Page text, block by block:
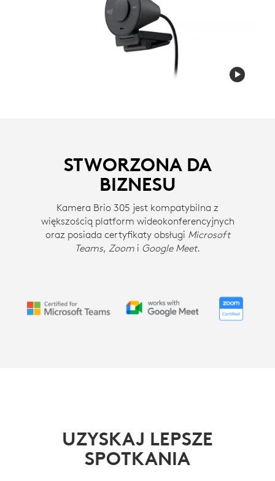
STWORZONA DA
BIZNESU
Kamera Brio 305 jest kompatybilna z
większością platform wideokonferencyjnych
oraz posiada certyfikaty obsługi Microsoft
Teams, Zoom i Google Meet.
UZYSKAJ LEPSZE
SPOTKANIA